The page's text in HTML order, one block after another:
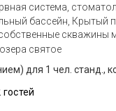
система,
бассейн, Крытый
скважины
святое
для 1 чел. станд.,